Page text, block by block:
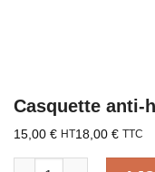
Casquette anti-
15,00 € HT18,00 € TTC
quantité de